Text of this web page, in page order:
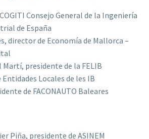
Consejo General de la Ingeniería
de España
director de Economía de Mallorca –
presidente de la FELIB
Entidades Locales de les IB
de FACONAUTO Baleares
Piña, presidente de ASINEM